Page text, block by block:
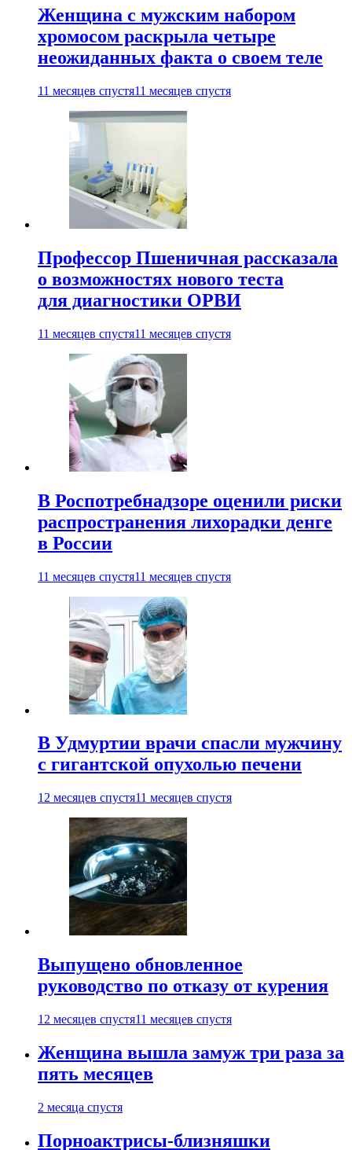
Женщина с мужским набором
хромосом раскрыла четыре
неожиданных факта о своем теле
11 месяцев спустя11 месяцев спустя
Профессор Пшеничная рассказала
о возможностях нового теста
для диагностики ОРВИ
11 месяцев спустя11 месяцев спустя
В Роспотребнадзоре оценили риски
распространения лихорадки денге
в России
11 месяцев спустя11 месяцев спустя
В Удмуртии врачи спасли мужчину
с гигантской опухолью печени
12 месяцев спустя11 месяцев спустя
Выпущено обновленное
руководство по отказу от курения
12 месяцев спустя11 месяцев спустя
Женщина вышла замуж три раза за
пять месяцев
2 месяца спустя
Порноактрисы-близняшки